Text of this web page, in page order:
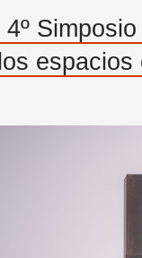
espacios